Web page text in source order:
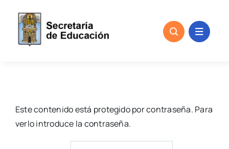
content
Este contenido está protegido por contraseña. Para
verlo introduce la contraseña.